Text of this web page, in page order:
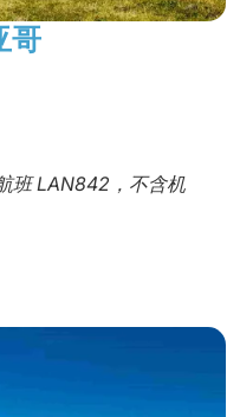
哥
班 LAN842，不含机